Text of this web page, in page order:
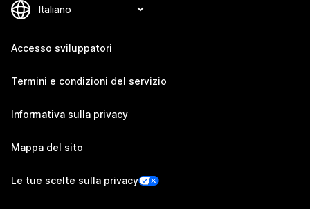
Accesso sviluppatori
Termini e condizioni del servizio
Informativa sulla privacy
Mappa del sito
Le tue scelte sulla privacy